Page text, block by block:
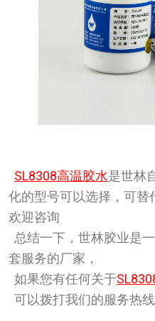
SL8308高温胶水是世林
化的型号可以选择，可替
欢迎咨询
总结一下，世林胶业是
套服务的厂家，
如果您有任何关于
可以拨打我们的服务热